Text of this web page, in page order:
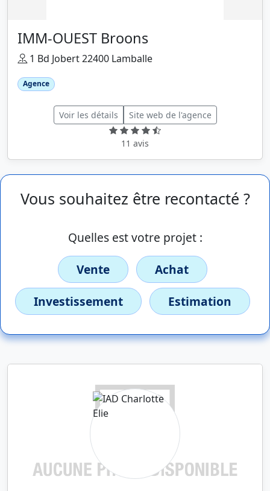
IMM-OUEST Broons
1 Bd Jobert 22400 Lamballe
Agence
Voir les détails Site web de l'agence
11 avis
Vous souhaitez être recontacté ?
Quelles est votre projet :
Vente
Achat
Investissement
Estimation